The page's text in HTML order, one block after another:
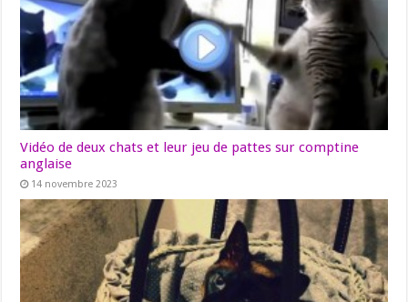
Vidéo de deux chats et leur jeu de pattes sur comptine
anglaise
14 novembre 2023